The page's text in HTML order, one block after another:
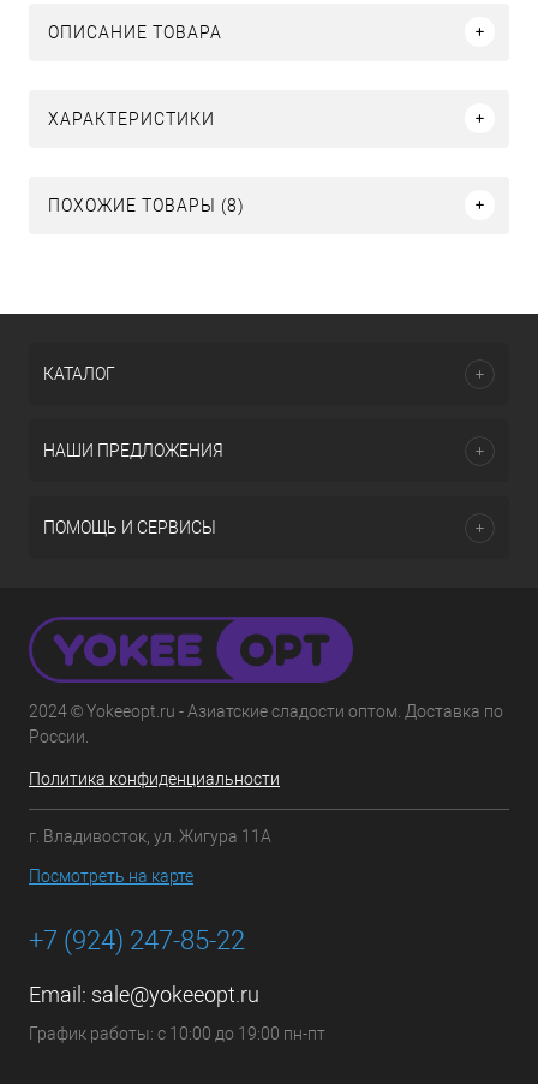
ОПИСАНИЕ ТОВАРА
ХАРАКТЕРИСТИКИ
ПОХОЖИЕ ТОВАРЫ (8)
КАТАЛОГ
НАШИ ПРЕДЛОЖЕНИЯ
ПОМОЩЬ И СЕРВИСЫ
2024 © Yokeeopt.ru - Азиатские сладости оптом. Доставка по
России.
Политика конфиденциальности
г. Владивосток, ул. Жигура 11А
Посмотреть на карте
+7 (924) 247-85-22
Email: sale@yokeeopt.ru
График работы: с 10:00 до 19:00 пн-пт